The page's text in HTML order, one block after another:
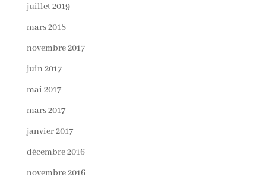
juillet 2019
mars 2018
novembre 2017
juin 2017
mai 2017
mars 2017
janvier 2017
décembre 2016
novembre 2016